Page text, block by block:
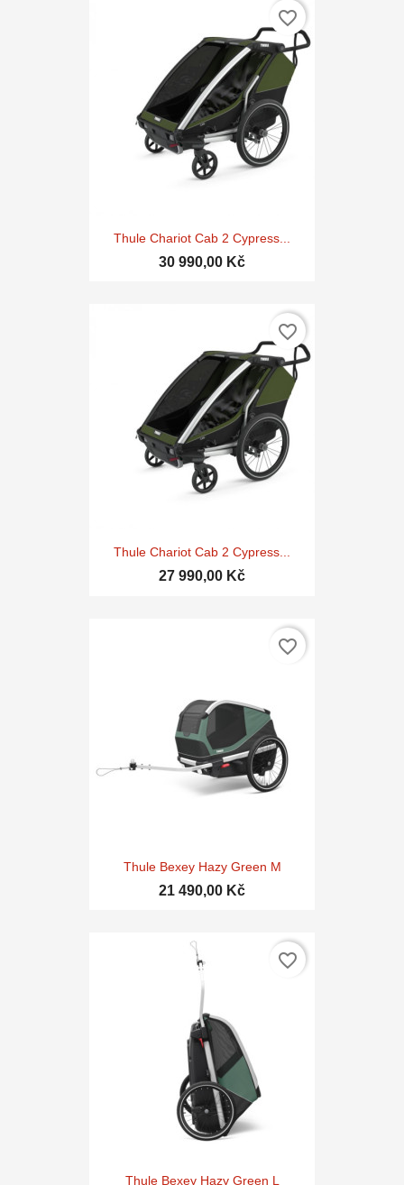
Thule Chariot Cab 2 Cypress...
30 990,00 Kč
favorite_border
Thule Chariot Cab 2 Cypress...
27 990,00 Kč
favorite_border
Thule Bexey Hazy Green M
21 490,00 Kč
favorite_border
Thule Bexey Hazy Green L
favorite_border